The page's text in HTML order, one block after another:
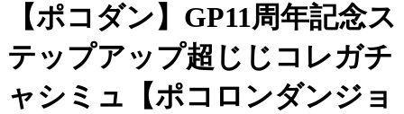
【ポコダン】GP11周年記念ス
テップアップ超じじコレガチ
ャシミュ【ポコロンダンジョ